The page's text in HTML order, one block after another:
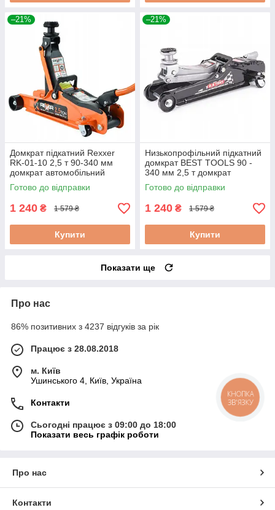
–21%
Домкрат підкатний Rexxer
RK-01-10 2,5 т 90-340 мм
домкрат автомобільний
підкатний
Готово до відправки
1 240 ₴ 1 579 ₴
Купити
–21%
Низькопрофільний підкатний
домкрат BEST TOOLS 90 -
340 мм 2,5 т домкрат
гідравлічний підкатний
Готово до відправки
1 240 ₴ 1 579 ₴
Купити
Показати ще
Про нас
86% позитивних з 4237 відгуків за рік
Працює з 28.08.2018
м. Київ
Ушинського 4, Київ, Україна
Контакти
Сьогодні працює з 09:00 до 18:00
Показати весь графік роботи
Про нас
Контакти
КНОПКА
ЗВ'ЯЗКУ